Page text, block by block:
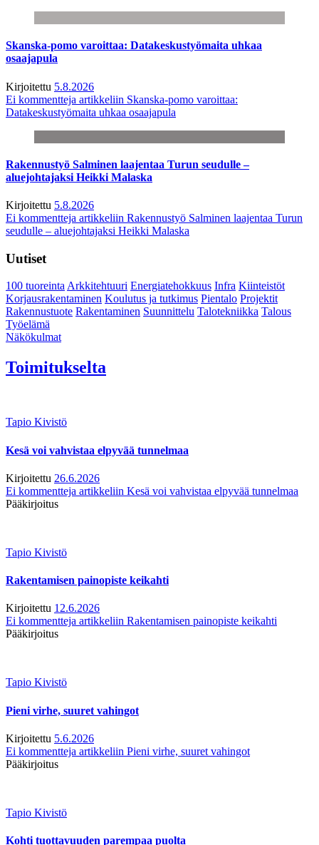
Skanska-pomo varoittaa: Datakeskustyömaita uhkaa
osaajapula
Kirjoitettu 5.8.2026
Ei kommentteja artikkeliin Skanska-pomo varoittaa:
Datakeskustyömaita uhkaa osaajapula
Rakennustyö Salminen laajentaa Turun seudulle –
aluejohtajaksi Heikki Malaska
Kirjoitettu 5.8.2026
Ei kommentteja artikkeliin Rakennustyö Salminen laajentaa Turun
seudulle – aluejohtajaksi Heikki Malaska
Uutiset
100 tuoreintaArkkitehtuuri Energiatehokkuus Infra Kiinteistöt
Korjausrakentaminen Koulutus ja tutkimus Pientalo Projektit
Rakennustuote Rakentaminen Suunnittelu Talotekniikka Talous
Työelämä
Näkökulmat
Toimitukselta
Tapio Kivistö
Kesä voi vahvistaa elpyvää tunnelmaa
Kirjoitettu 26.6.2026
Ei kommentteja artikkeliin Kesä voi vahvistaa elpyvää tunnelmaa
Pääkirjoitus
Tapio Kivistö
Rakentamisen painopiste keikahti
Kirjoitettu 12.6.2026
Ei kommentteja artikkeliin Rakentamisen painopiste keikahti
Pääkirjoitus
Tapio Kivistö
Pieni virhe, suuret vahingot
Kirjoitettu 5.6.2026
Ei kommentteja artikkeliin Pieni virhe, suuret vahingot
Pääkirjoitus
Tapio Kivistö
Kohti tuottavuuden parempaa puolta